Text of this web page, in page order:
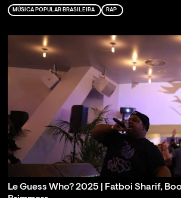
MÚSICA POPULAR BRASILEIRA RAP
Le Guess Who? 2025 | Fatboi Sharif,